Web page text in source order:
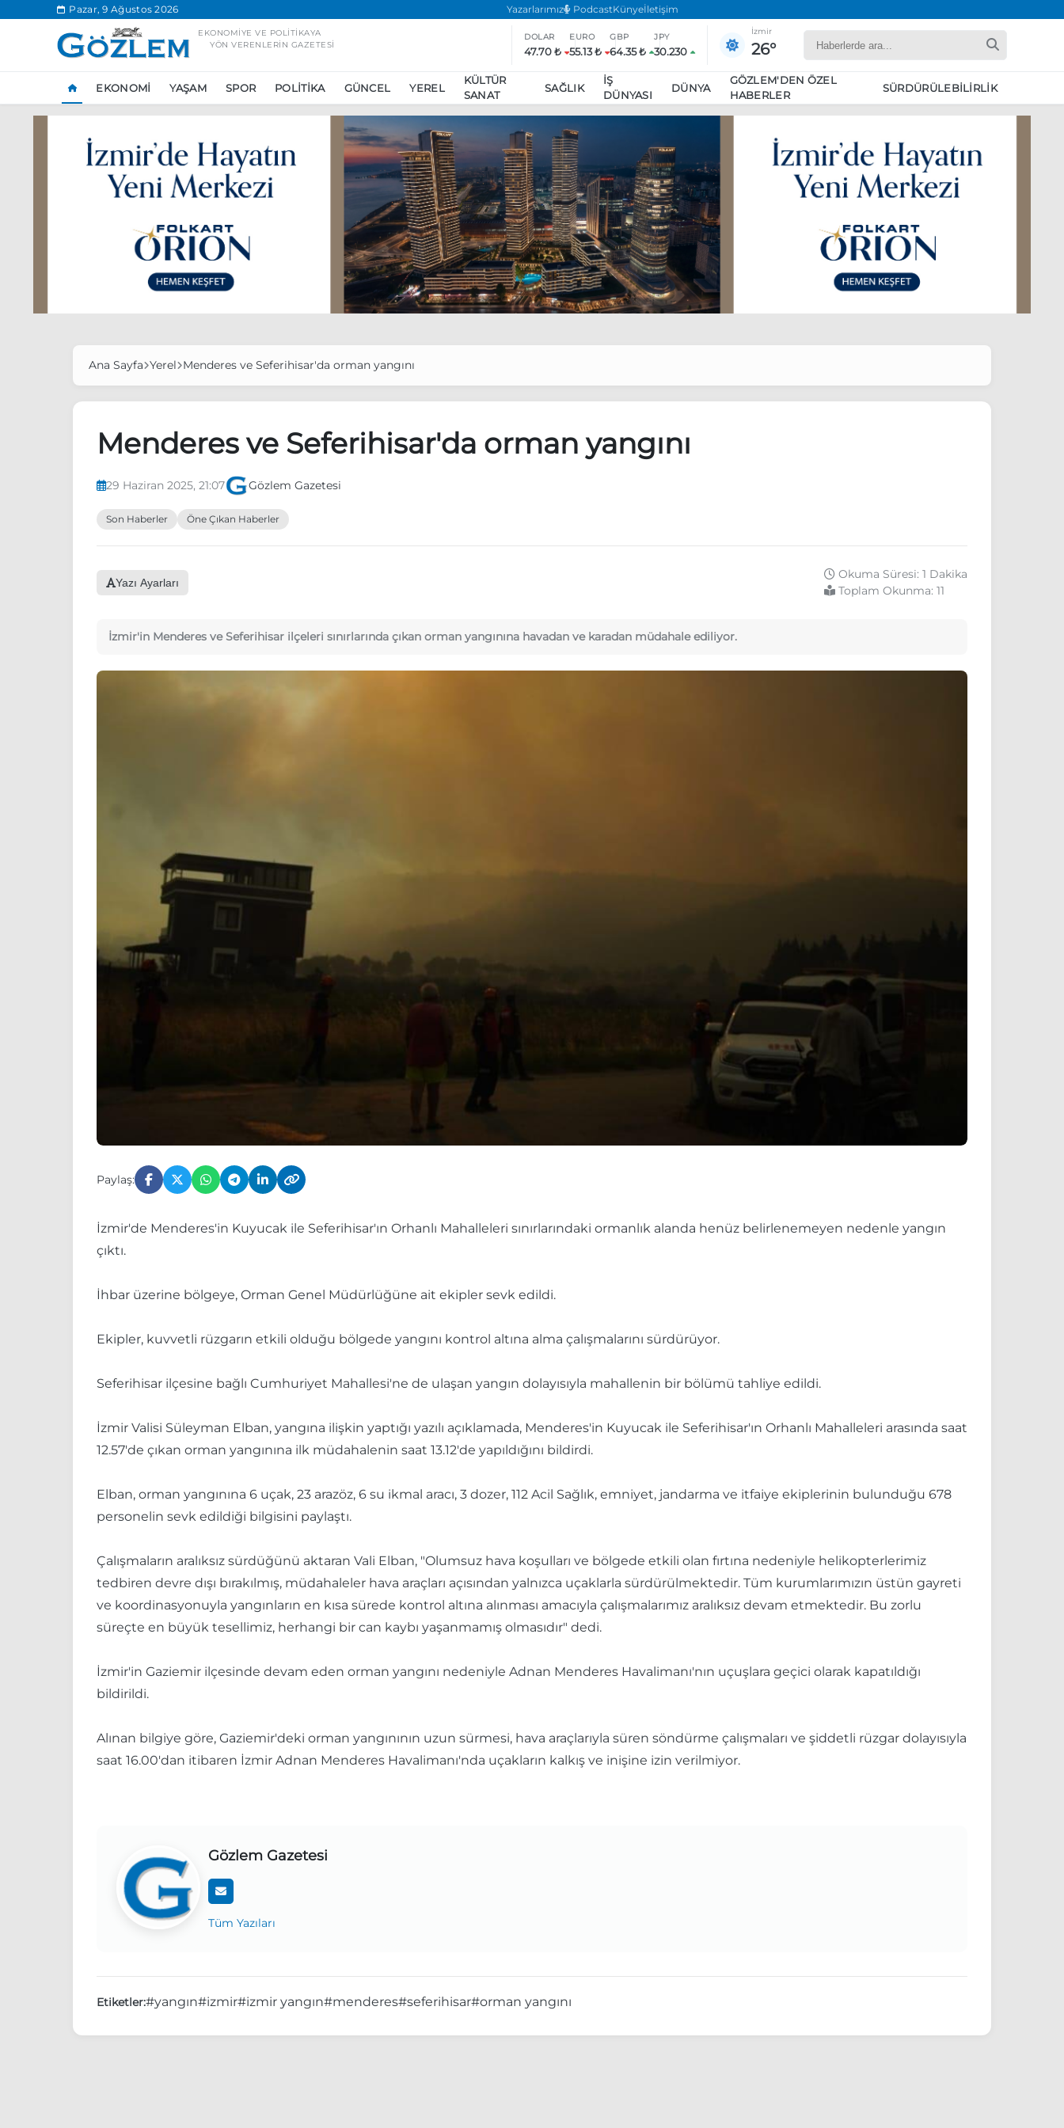
Pazar, 9 Ağustos 2026 Yazarlarımız PodcastKünyeİletişim
EKONOMIYE VE POLITIKAYA
YÖN VERENLERIN GAZETESI
DOLAR
47.70 ₺
EURO
55.13 ₺
GBP
64.35 ₺
JPY
30.230
İzmir
26°
EKONOMI YAŞAM SPOR POLITIKA GÜNCEL YEREL
KÜLTÜR
SANAT
SAĞLIK
İŞ
DÜNYASI
DÜNYA
GÖZLEM'DEN ÖZEL
HABERLER
SÜRDÜRÜLEBILIRLIK
Ankara’da eylem yasağı uzatıldı
Özgür Özel, Ekrem İmamoğlu’nu ziyaret edecek
Ünlü çift bir etkinliğe daha katılmama kararı aldı
Boykot
Ana Sayfa Yerel Menderes ve Seferihisar'da orman yangını
Menderes ve Seferihisar'da orman yangını
29 Haziran 2025, 21:07 Gözlem Gazetesi
Son Haberler Öne Çıkan Haberler
Yazı Ayarları
Okuma Süresi: 1 Dakika
Toplam Okunma: 11
İzmir'in Menderes ve Seferihisar ilçeleri sınırlarında çıkan orman yangınına havadan ve karadan müdahale ediliyor.
Paylaş:
İzmir'de Menderes'in Kuyucak ile Seferihisar'ın Orhanlı Mahalleleri sınırlarındaki ormanlık alanda henüz belirlenemeyen nedenle yangın
çıktı.
İhbar üzerine bölgeye, Orman Genel Müdürlüğüne ait ekipler sevk edildi.
Ekipler, kuvvetli rüzgarın etkili olduğu bölgede yangını kontrol altına alma çalışmalarını sürdürüyor.
Seferihisar ilçesine bağlı Cumhuriyet Mahallesi'ne de ulaşan yangın dolayısıyla mahallenin bir bölümü tahliye edildi.
İzmir Valisi Süleyman Elban, yangına ilişkin yaptığı yazılı açıklamada, Menderes'in Kuyucak ile Seferihisar'ın Orhanlı Mahalleleri arasında saat
12.57'de çıkan orman yangınına ilk müdahalenin saat 13.12'de yapıldığını bildirdi.
Elban, orman yangınına 6 uçak, 23 arazöz, 6 su ikmal aracı, 3 dozer, 112 Acil Sağlık, emniyet, jandarma ve itfaiye ekiplerinin bulunduğu 678
personelin sevk edildiği bilgisini paylaştı.
Çalışmaların aralıksız sürdüğünü aktaran Vali Elban, "Olumsuz hava koşulları ve bölgede etkili olan fırtına nedeniyle helikopterlerimiz
tedbiren devre dışı bırakılmış, müdahaleler hava araçları açısından yalnızca uçaklarla sürdürülmektedir. Tüm kurumlarımızın üstün gayreti
ve koordinasyonuyla yangınların en kısa sürede kontrol altına alınması amacıyla çalışmalarımız aralıksız devam etmektedir. Bu zorlu
süreçte en büyük tesellimiz, herhangi bir can kaybı yaşanmamış olmasıdır" dedi.
İzmir'in Gaziemir ilçesinde devam eden orman yangını nedeniyle Adnan Menderes Havalimanı'nın uçuşlara geçici olarak kapatıldığı
bildirildi.
Alınan bilgiye göre, Gaziemir'deki orman yangınının uzun sürmesi, hava araçlarıyla süren söndürme çalışmaları ve şiddetli rüzgar dolayısıyla
saat 16.00'dan itibaren İzmir Adnan Menderes Havalimanı'nda uçakların kalkış ve inişine izin verilmiyor.
Gözlem Gazetesi
Tüm Yazıları
Etiketler:#yangın#izmir#izmir yangın#menderes#seferihisar#orman yangını